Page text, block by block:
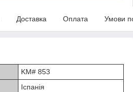
Доставка Оплата Умови
KM# 853
Іспанія